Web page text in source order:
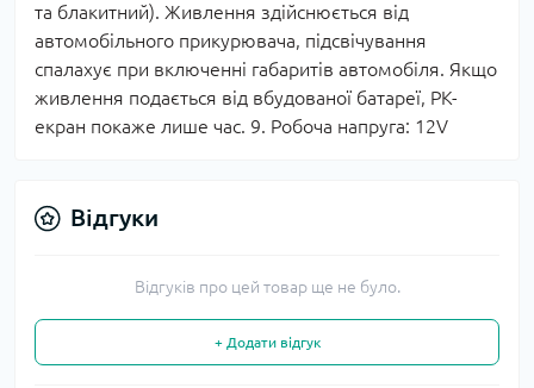
та блакитний). Живлення здійснюється від
автомобільного прикурювача, підсвічування
спалахує при включенні габаритів автомобіля. Якщо
живлення подається від вбудованої батареї, РК-
екран покаже лише час. 9. Робоча напруга: 12V
Відгуки
Відгуків про цей товар ще не було.
+ Додати відгук